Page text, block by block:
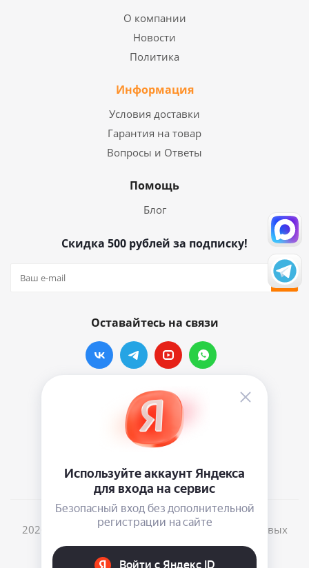
О компании
Новости
Политика
Информация
Условия доставки
Гарантия на товар
Вопросы и Ответы
Помощь
Блог
Скидка 500 рублей за подписку!
Оставайтесь на связи
Наши контакты
info@vinylmarkt.ru
2026 © Винилмаркт - интернет-магазин виниловых
пластинок